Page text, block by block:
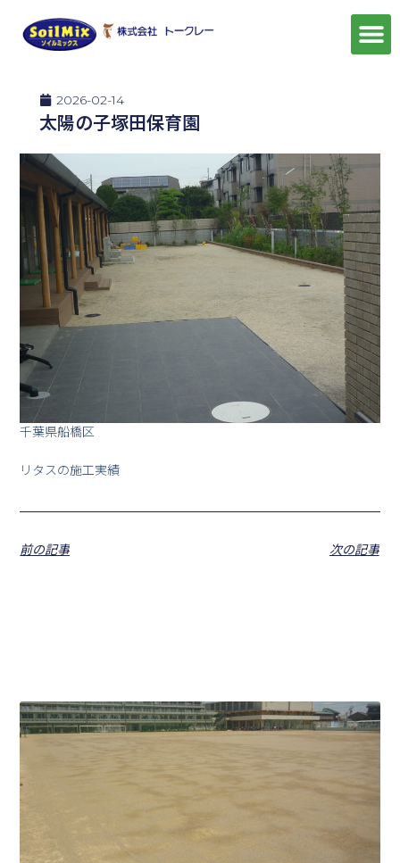
2026-02-14
太陽の子塚田保育園
千葉県船橋区
リタスの施工実績
前の記事 次の記事